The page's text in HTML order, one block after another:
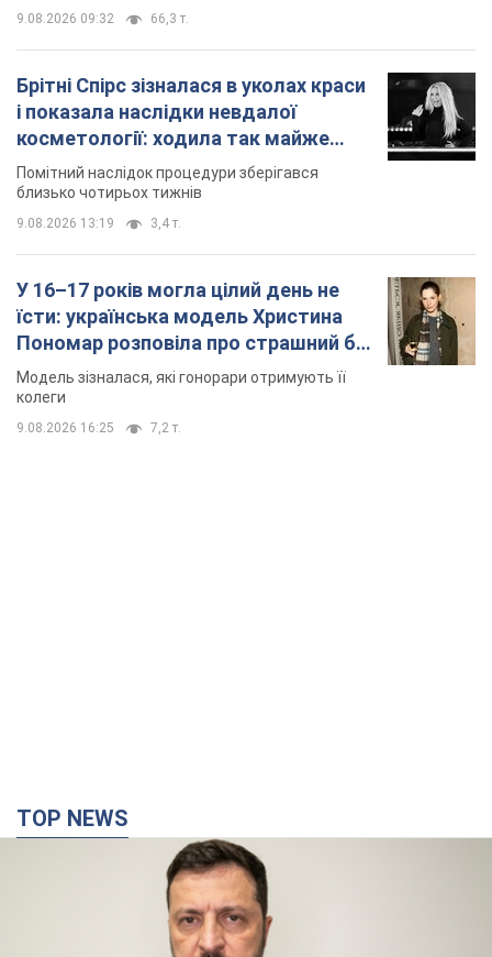
9.08.2026 09:32 66,3 т.
Брітні Спірс зізналася в уколах краси
і показала наслідки невдалої
косметології: ходила так майже
місяць
Помітний наслідок процедури зберігався
близько чотирьох тижнів
9.08.2026 13:19 3,4 т.
У 16–17 років могла цілий день не
їсти: українська модель Христина
Пономар розповіла про страшний бік
модельної кар’єри
Модель зізналася, які гонорари отримують її
колеги
9.08.2026 16:25 7,2 т.
TOP NEWS